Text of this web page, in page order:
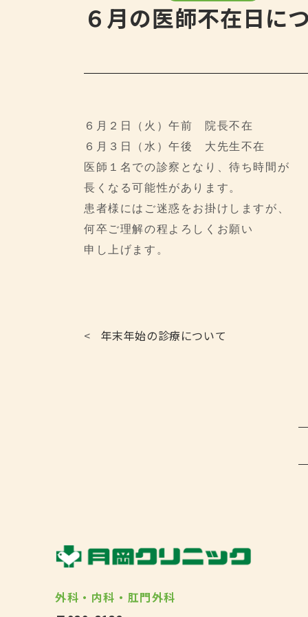
６月の医師不在日に
６月２日（火）午前 院長不在
６月３日（水）午後 大先生不在
医師１名での診察となり、待ち時間が
長くなる可能性があります。
患者様にはご迷惑をお掛けしますが、
何卒ご理解の程よろしくお願い
申し上げます。
< 年末年始の診療について
外科・内科・肛門外科